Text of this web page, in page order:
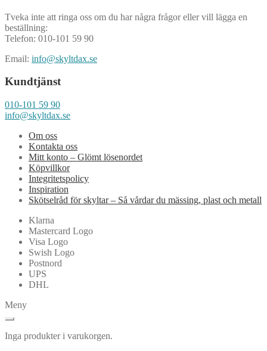
Tveka inte att ringa oss om du har några frågor eller vill lägga en
beställning:
Telefon: 010-101 59 90
Email: info@skyltdax.se
Kundtjänst
010-101 59 90
info@skyltdax.se
Om oss
Kontakta oss
Mitt konto – Glömt lösenordet
Köpvillkor
Integritetspolicy
Inspiration
Skötselråd för skyltar – Så vårdar du mässing, plast och metall
Klarna
Mastercard Logo
Visa Logo
Swish Logo
Postnord
UPS
DHL
Meny
Inga produkter i varukorgen.